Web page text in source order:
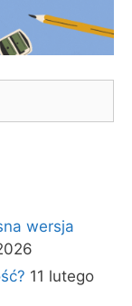
wersja
11 lutego